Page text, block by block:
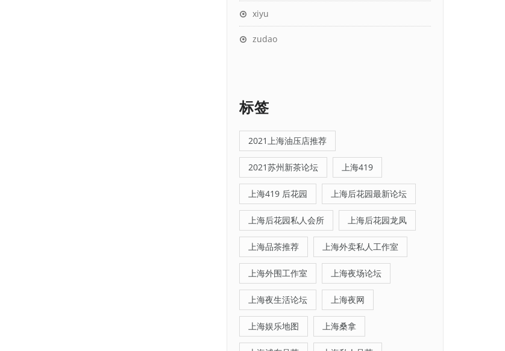
xiyu
zudao
标签
2021上海油压店推荐
2021苏州新茶论坛 上海419
上海419 后花园 上海后花园最新论坛
上海后花园私人会所 上海后花园龙凤
上海品茶推荐 上海外卖私人工作室
上海外围工作室 上海夜场论坛
上海夜生活论坛 上海夜网
上海娱乐地图 上海桑拿